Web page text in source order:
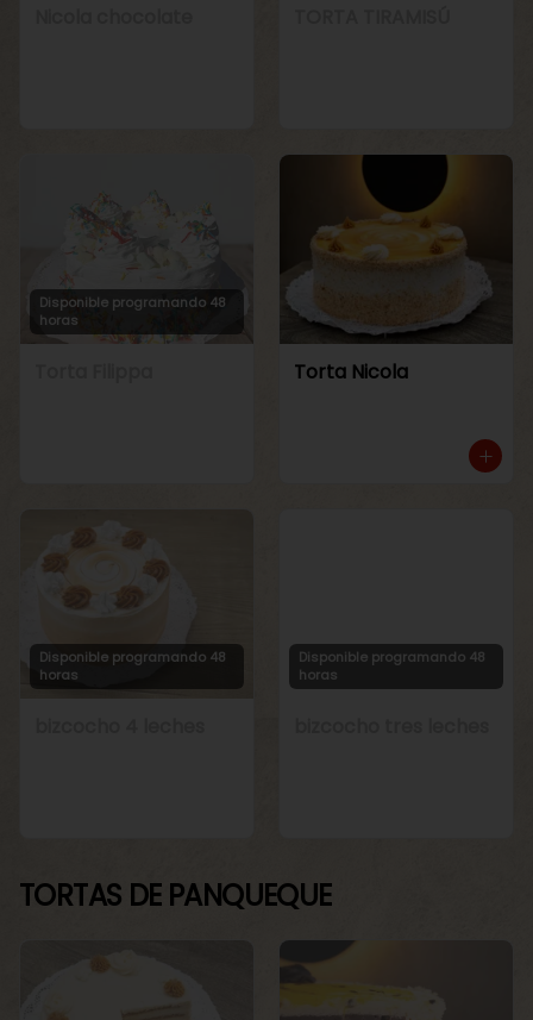
Disponible programando 48
horas
Torta Nicola
Disponible programando 48
horas
Disponible programando 48
horas
TORTAS DE PANQUEQUE